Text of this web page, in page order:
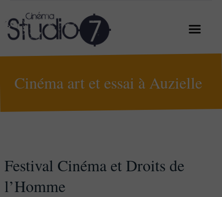
Cinéma art et essai à Auzielle
Festival Cinéma et Droits de
l’Homme